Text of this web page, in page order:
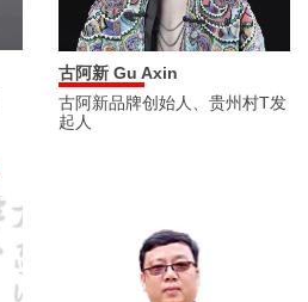
古阿新 Gu Axin
古阿新品牌创始人、贵州村T发
起人